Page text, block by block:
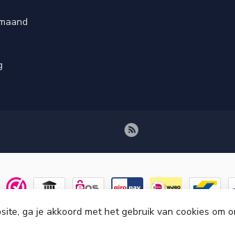
© Copyright 2026 Tenuetje.nl
ga je akkoord met het gebruik van cookies om